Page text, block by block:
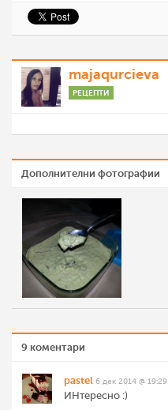
majaqurcieva
РЕЦЕПТИ
Дополнителни фотографии
9 коментари
pastel 6 дек 2014 @ 19:29
ИНтересно :)